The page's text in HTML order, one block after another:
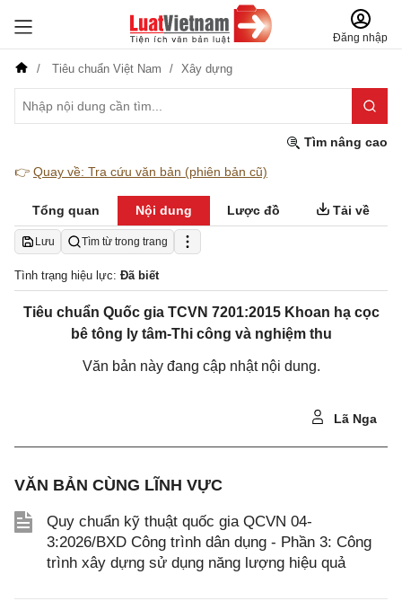
Đăng nhập
Tiêu chuẩn Việt Nam Xây dựng
Tìm nâng cao
👉 Quay về: Tra cứu văn bản (phiên bản cũ)
Tổng quan Nội dung Lược đồ Tải về
Lưu Tìm từ trong trang
Tình trạng hiệu lực: Đã biết
Tiêu chuẩn Quốc gia TCVN 7201:2015 Khoan hạ cọc
bê tông ly tâm-Thi công và nghiệm thu
Văn bản này đang cập nhật nội dung.
Lã Nga
VĂN BẢN CÙNG LĨNH VỰC
Quy chuẩn kỹ thuật quốc gia QCVN 04-
3:2026/BXD Công trình dân dụng - Phần 3: Công
trình xây dựng sử dụng năng lượng hiệu quả